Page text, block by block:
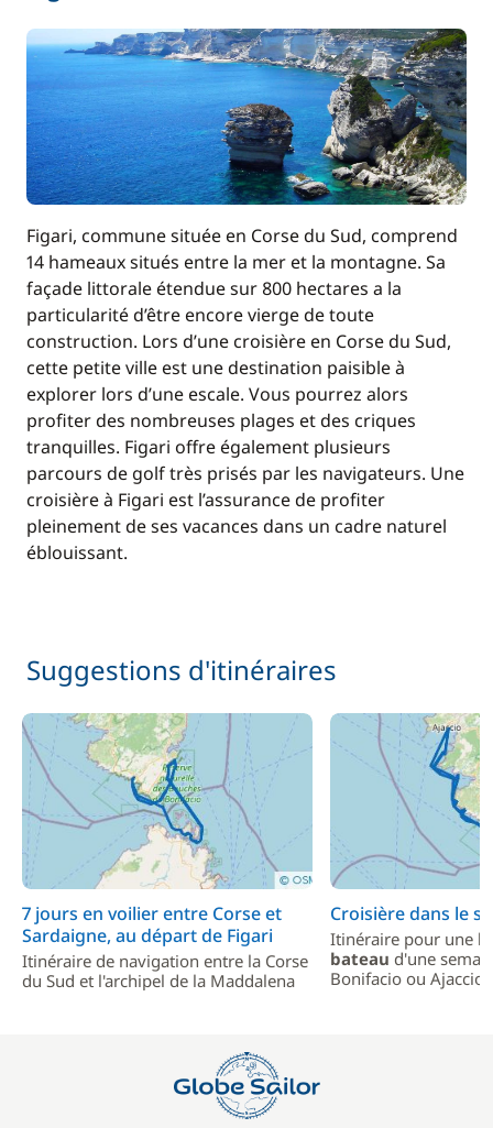
Figari, commune située en Corse du Sud, comprend
14 hameaux situés entre la mer et la montagne. Sa
façade littorale étendue sur 800 hectares a la
particularité d’être encore vierge de toute
construction. Lors d’une croisière en Corse du Sud,
cette petite ville est une destination paisible à
explorer lors d’une escale. Vous pourrez alors
profiter des nombreuses plages et des criques
tranquilles. Figari offre également plusieurs
parcours de golf très prisés par les navigateurs. Une
croisière à Figari est l’assurance de profiter
pleinement de ses vacances dans un cadre naturel
éblouissant.
Suggestions d'itinéraires
7 jours en voilier entre Corse et
Sardaigne, au départ de Figari
Itinéraire de navigation entre la Corse
du Sud et l'archipel de la Maddalena
Croisière dans le
Itinéraire pour une
bateau d'une
Bonifacio ou Ajaccio.